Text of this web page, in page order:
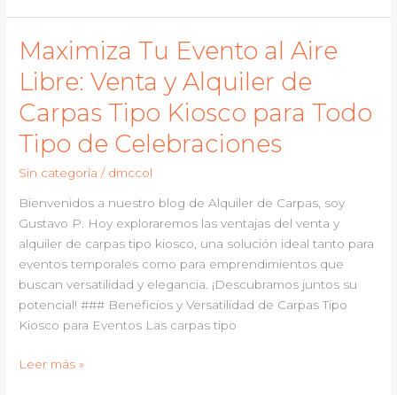
Solución
Perfecta
para
Alquiler
de
Carpas
Grandes
en
Villavicencio
Maximiza Tu Evento al Aire
Libre: Venta y Alquiler de
Carpas Tipo Kiosco para Todo
Tipo de Celebraciones
Sin categoría / dmccol
Bienvenidos a nuestro blog de Alquiler de Carpas, soy
Gustavo P. Hoy exploraremos las ventajas del venta y
alquiler de carpas tipo kiosco, una solución ideal tanto para
eventos temporales como para emprendimientos que
buscan versatilidad y elegancia. ¡Descubramos juntos su
potencial! ### Beneficios y Versatilidad de Carpas Tipo
Kiosco para Eventos Las carpas tipo
Maximiza
Leer más »